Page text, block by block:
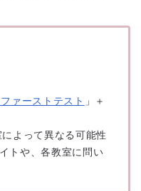
ァーストテスト 」＋
よって異なる可能性
トや、各教室に問い